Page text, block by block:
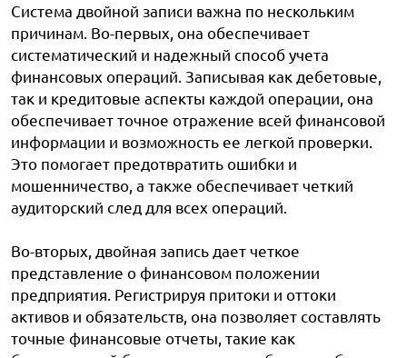
Система двойной записи важна по нескольким
причинам. Во-первых, она обеспечивает
систематический и надежный способ учета
финансовых операций. Записывая как дебетовые,
так и кредитовые аспекты каждой операции, она
обеспечивает точное отражение всей финансовой
информации и возможность ее легкой проверки.
Это помогает предотвратить ошибки и
мошенничество, а также обеспечивает четкий
аудиторский след для всех операций.
Во-вторых, двойная запись дает четкое
представление о финансовом положении
предприятия. Регистрируя притоки и оттоки
активов и обязательств, она позволяет составлять
точные финансовые отчеты, такие как